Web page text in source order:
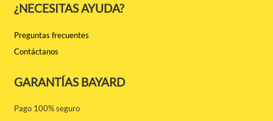
¿NECESITAS AYUDA?
Preguntas frecuentes
Contáctanos
GARANTÍAS BAYARD
Pago 100% seguro